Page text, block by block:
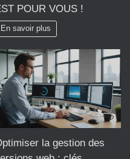
POUR VOUS !
En savoir plus
la gestion des